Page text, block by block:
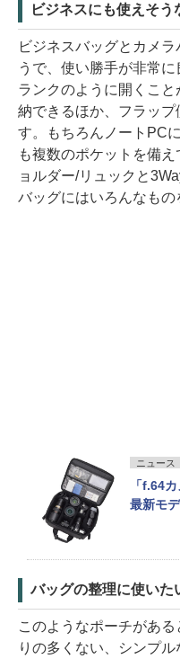
ビジネスにも使えそう
ビジネスバッグとカメ
うで、使い勝手が非常
ランクのように開くこ
納できるほか、フラップ
す。もちろんノートPC
も複数のポケットを備
ョルダー/リュックと
バッグにはいろんなもの
ニュース
「f.64
最新モ
バッグの整理に使いた
このようなポーチがあ
りの多くない、シンプ